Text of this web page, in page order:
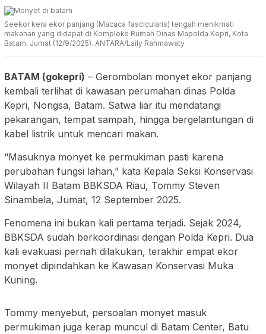
Seekor kera ekor panjang (Macaca fascicularis) tengah menikmati
makanan yang didapat di Kompleks Rumah Dinas Mapolda Kepri, Kota
Batam, Jumat (12/9/2025). ANTARA/Laily Rahmawaty
BATAM (gokepri) – Gerombolan monyet ekor panjang
kembali terlihat di kawasan perumahan dinas Polda
Kepri, Nongsa, Batam. Satwa liar itu mendatangi
pekarangan, tempat sampah, hingga bergelantungan di
kabel listrik untuk mencari makan.
“Masuknya monyet ke permukiman pasti karena
perubahan fungsi lahan,” kata Kepala Seksi Konservasi
Wilayah II Batam BBKSDA Riau, Tommy Steven
Sinambela, Jumat, 12 September 2025.
Fenomena ini bukan kali pertama terjadi. Sejak 2024,
BBKSDA sudah berkoordinasi dengan Polda Kepri. Dua
kali evakuasi pernah dilakukan, terakhir empat ekor
monyet dipindahkan ke Kawasan Konservasi Muka
Kuning.
Tommy menyebut, persoalan monyet masuk
permukiman juga kerap muncul di Batam Center, Batu